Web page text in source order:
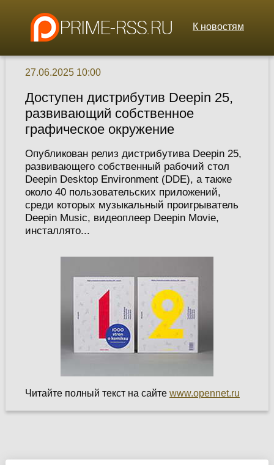
К новостям
27.06.2025 10:00
Доступен дистрибутив Deepin 25,
развивающий собственное
графическое окружение
Опубликован релиз дистрибутива Deepin 25,
развивающего собственный рабочий стол
Deepin Desktop Environment (DDE), а также
около 40 пользовательских приложений,
среди которых музыкальный проигрыватель
Deepin Music, видеоплеер Deepin Movie,
инсталлято...
Читайте полный текст на сайте www.opennet.ru